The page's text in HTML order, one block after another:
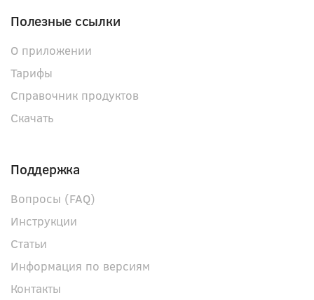
Полезные ссылки
О приложении
Тарифы
Справочник продуктов
Скачать
Поддержка
Вопросы (FAQ)
Инструкции
Статьи
Информация по версиям
Контакты